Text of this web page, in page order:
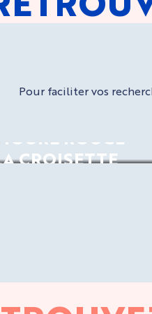
Pour faciliter vos
ROUGE
CROISETTE